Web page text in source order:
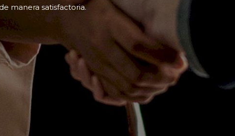
manera satisfactoria.